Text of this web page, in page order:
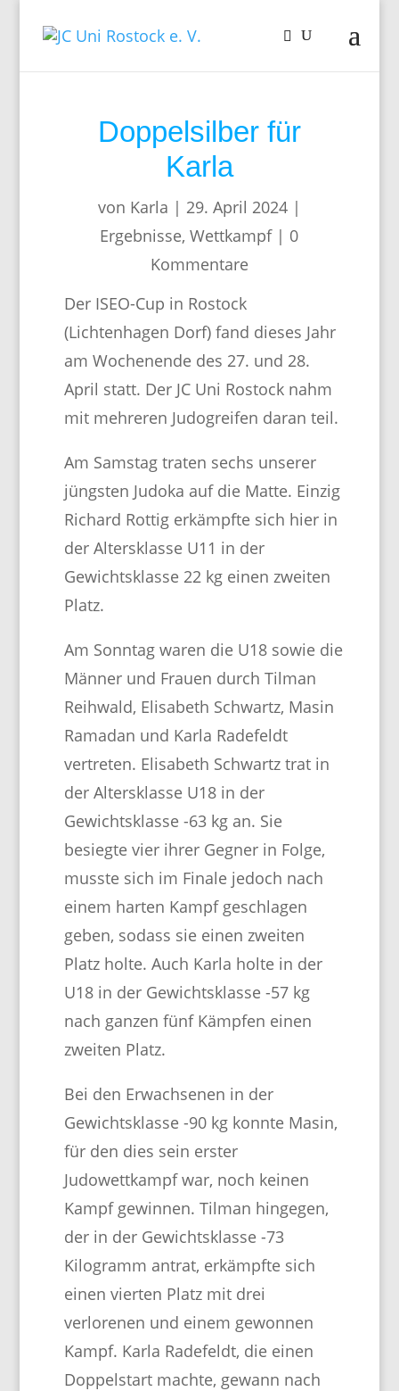
Doppelsilber für
Karla
von Karla | 29. April 2024|
Ergebnisse,Wettkampf| 0
Kommentare
Der ISEO-Cup in Rostock
(Lichtenhagen Dorf) fand dieses Jahr
am Wochenende des 27. und 28.
April statt. Der JC Uni Rostock nahm
mit mehreren Judogreifen daran teil.
Am Samstag traten sechs unserer
jüngsten Judoka auf die Matte. Einzig
Richard Rottig erkämpfte sich hier in
der Altersklasse U11 in der
Gewichtsklasse 22 kg einen zweiten
Platz.
Am Sonntag waren die U18 sowie die
Männer und Frauen durch Tilman
Reihwald, Elisabeth Schwartz, Masin
Ramadan und Karla Radefeldt
vertreten. Elisabeth Schwartz trat in
der Altersklasse U18 in der
Gewichtsklasse -63 kg an. Sie
besiegte vier ihrer Gegner in Folge,
musste sich im Finale jedoch nach
einem harten Kampf geschlagen
geben, sodass sie einen zweiten
Platz holte. Auch Karla holte in der
U18 in der Gewichtsklasse -57 kg
nach ganzen fünf Kämpfen einen
zweiten Platz.
Bei den Erwachsenen in der
Gewichtsklasse -90 kg konnte Masin,
für den dies sein erster
Judowettkampf war, noch keinen
Kampf gewinnen. Tilman hingegen,
der in der Gewichtsklasse -73
Kilogramm antrat, erkämpfte sich
einen vierten Platz mit drei
verlorenen und einem gewonnen
Kampf. Karla Radefeldt, die einen
Doppelstart machte, gewann nach